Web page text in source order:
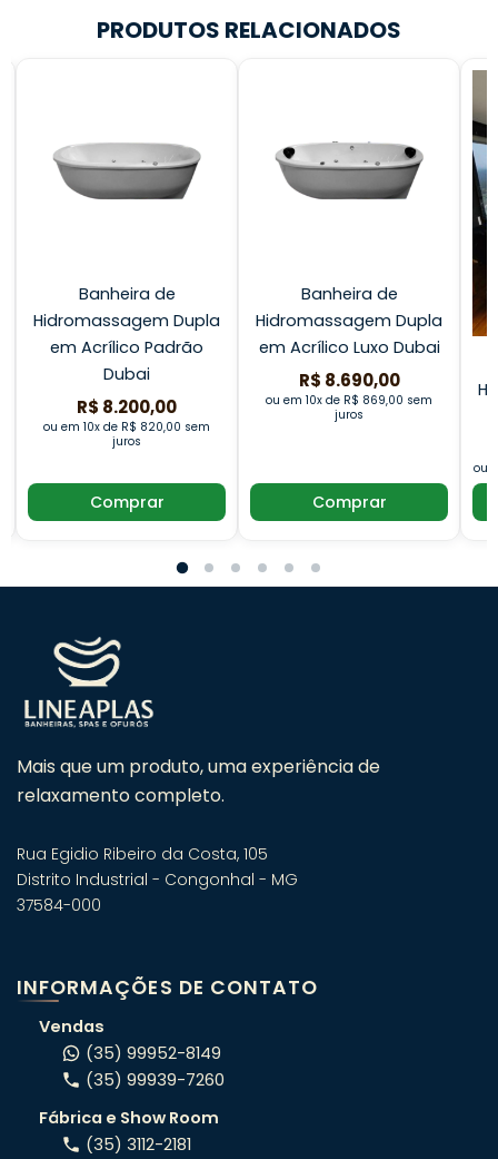
PRODUTOS RELACIONADOS
Banheira de
Hidromassagem Dupla
em Acrílico Padrão
Dubai
R$ 8.200,00
ou em 10x de R$ 820,00 sem
juros
Comprar
Banheira de
Hidromassagem Dupla
em Acrílico Luxo Dubai
R$ 8.690,00
ou em 10x de R$ 869,00 sem
juros
Comprar
ou
Mais que um produto, uma experiência de
relaxamento completo.
Rua Egidio Ribeiro da Costa, 105
Distrito Industrial - Congonhal - MG
37584-000
INFORMAÇÕES DE CONTATO
Vendas
(35) 99952-8149
(35) 99939-7260
Fábrica e Show Room
(35) 3112-2181
banheiras! 🛁
ORÇAMENTO RÁPIDO
Conte o seu projeto e indicamos o